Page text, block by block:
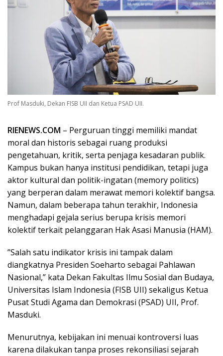
Prof Masduki, Dekan FISB UII dan Ketua PSAD UII.
RIENEWS.COM – Perguruan tinggi memiliki mandat
moral dan historis sebagai ruang produksi
pengetahuan, kritik, serta penjaga kesadaran publik.
Kampus bukan hanya institusi pendidikan, tetapi juga
aktor kultural dan politik-ingatan (memory politics)
yang berperan dalam merawat memori kolektif bangsa.
Namun, dalam beberapa tahun terakhir, Indonesia
menghadapi gejala serius berupa krisis memori
kolektif terkait pelanggaran Hak Asasi Manusia (HAM).
”Salah satu indikator krisis ini tampak dalam
diangkatnya Presiden Soeharto sebagai Pahlawan
Nasional,” kata Dekan Fakultas Ilmu Sosial dan Budaya,
Universitas Islam Indonesia (FISB UII) sekaligus Ketua
Pusat Studi Agama dan Demokrasi (PSAD) UII, Prof.
Masduki.
Menurutnya, kebijakan ini menuai kontroversi luas
karena dilakukan tanpa proses rekonsiliasi sejarah